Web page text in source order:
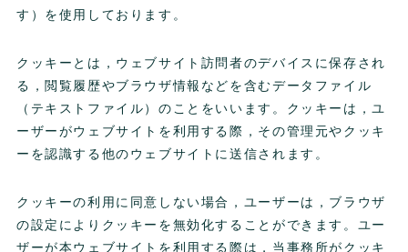
す）を使用しております。
クッキーとは，ウェブサイト訪問者のデバイスに保存され
る，閲覧履歴やブラウザ情報などを含むデータファイル
（テキストファイル）のことをいいます。クッキーは，ユ
ーザーがウェブサイトを利用する際，その管理元やクッキ
ーを認識する他のウェブサイトに送信されます。
クッキーの利用に同意しない場合，ユーザーは，ブラウザ
の設定によりクッキーを無効化することができます。ユー
ザーが本ウェブサイトを利用する際は，当事務所がクッキ